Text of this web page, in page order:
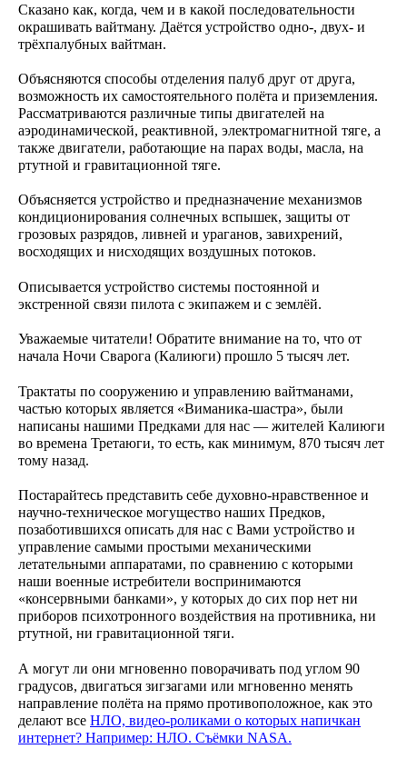
Сказано как, когда, чем и в какой последовательности
окрашивать вайтману. Даётся устройство одно-, двух- и
трёхпалубных вайтман.
Объясняются способы отделения палуб друг от друга,
возможность их самостоятельного полёта и приземления.
Рассматриваются различные типы двигателей на
аэродинамической, реактивной, электромагнитной тяге, а
также двигатели, работающие на парах воды, масла, на
ртутной и гравитационной тяге.
Объясняется устройство и предназначение механизмов
кондиционирования солнечных вспышек, защиты от
грозовых разрядов, ливней и ураганов, завихрений,
восходящих и нисходящих воздушных потоков.
Описывается устройство системы постоянной и
экстренной связи пилота с экипажем и с землёй.
Уважаемые читатели! Обратите внимание на то, что от
начала Ночи Сварога (Калиюги) прошло 5 тысяч лет.
Трактаты по сооружению и управлению вайтманами,
частью которых является «Виманика-шастра», были
написаны нашими Предками для нас — жителей Калиюги
во времена Третаюги, то есть, как минимум, 870 тысяч лет
тому назад.
Постарайтесь представить себе духовно-нравственное и
научно-техническое могущество наших Предков,
позаботившихся описать для нас с Вами устройство и
управление самыми простыми механическими
летательными аппаратами, по сравнению с которыми
наши военные истребители воспринимаются
«консервными банками», у которых до сих пор нет ни
приборов психотронного воздействия на противника, ни
ртутной, ни гравитационной тяги.
А могут ли они мгновенно поворачивать под углом 90
градусов, двигаться зигзагами или мгновенно менять
направление полёта на прямо противоположное, как это
делают все НЛО, видео-роликами о которых напичкан
интернет? Например: НЛО. Съёмки NASA.